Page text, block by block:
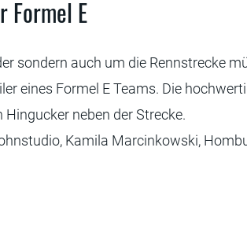
Formel E
sondern auch um die Rennstrecke
eines Formel E Teams. Die
Hingucker neben der Strecke.
Kamila Marcinkowski,